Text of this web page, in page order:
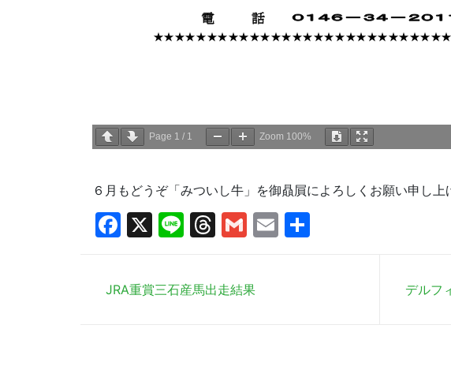
Page 1 / 1 Zoom 100%
６月もどうぞ「みついし牛」を御贔屓によろしくお願い申し上
Facebook
X LineThreads
Gmail
Email
JRA重賞三石産馬出走結果 デルフ